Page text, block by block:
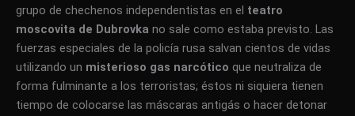
grupo de chechenos independentistas en el teatro
moscovita de Dubrovka no sale como estaba previsto. Las
fuerzas especiales de la policía rusa salvan cientos de vidas
utilizando un misterioso gas narcótico que neutraliza de
forma fulminante a los terroristas; éstos ni siquiera tienen
tiempo de colocarse las máscaras antigás o hacer detonar